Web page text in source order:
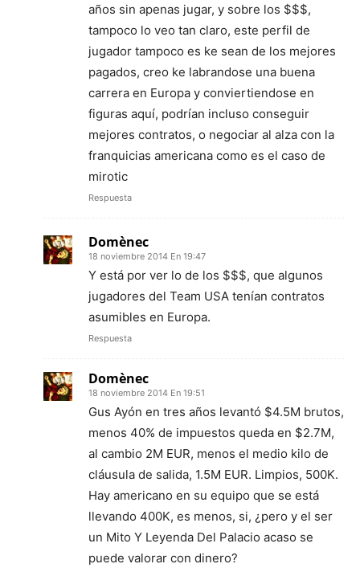
años sin apenas jugar, y sobre los $$$,
tampoco lo veo tan claro, este perfil de
jugador tampoco es ke sean de los mejores
pagados, creo ke labrandose una buena
carrera en Europa y conviertiendose en
figuras aquí, podrían incluso conseguir
mejores contratos, o negociar al alza con la
franquicias americana como es el caso de
mirotic
Respuesta
Domènec
18 noviembre 2014 En 19:47
Y está por ver lo de los $$$, que algunos
jugadores del Team USA tenían contratos
asumibles en Europa.
Respuesta
Domènec
18 noviembre 2014 En 19:51
Gus Ayón en tres años levantó $4.5M brutos,
menos 40% de impuestos queda en $2.7M,
al cambio 2M EUR, menos el medio kilo de
cláusula de salida, 1.5M EUR. Limpios, 500K.
Hay americano en su equipo que se está
llevando 400K, es menos, si, ¿pero y el ser
un Mito Y Leyenda Del Palacio acaso se
puede valorar con dinero?